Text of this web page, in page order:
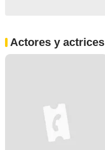
Actores y actrices